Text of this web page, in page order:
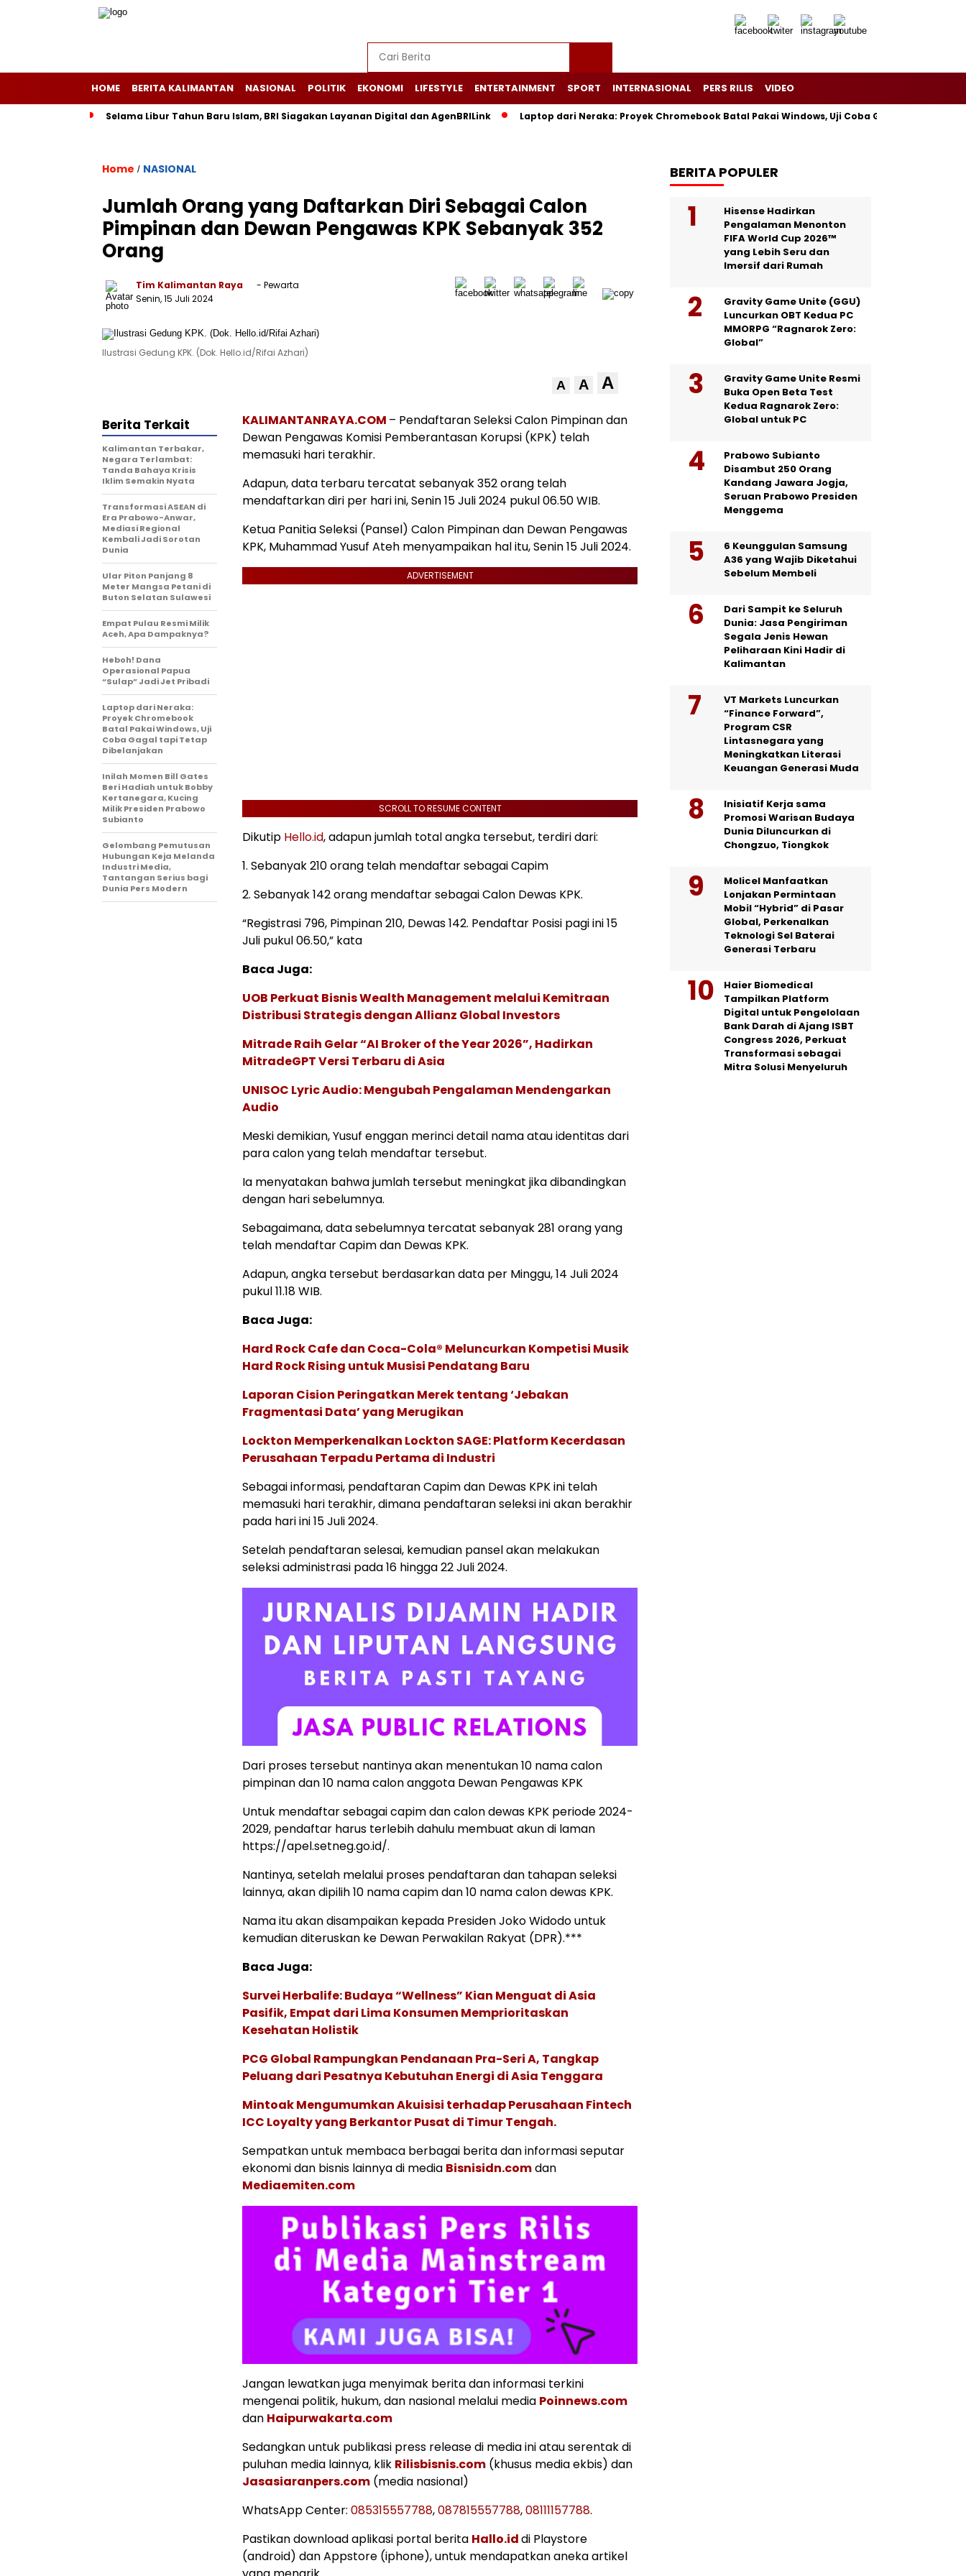
HOME BERITA KALIMANTAN NASIONAL POLITIK EKONOMI LIFESTYLE ENTERTAINMENT SPORT INTERNASIONAL PERS RILIS VIDEO
Selama Libur Tahun Baru Islam, BRI Siagakan Layanan Digital dan AgenBRILink Laptop dari Neraka: Proyek Chromebook Batal Pakai Windows, Uji Coba Gagal tapi Tetap
Home / NASIONAL
Jumlah Orang yang Daftarkan Diri Sebagai Calon
Pimpinan dan Dewan Pengawas KPK Sebanyak 352
Orang
Tim Kalimantan Raya
- Pewarta
Senin, 15 Juli 2024
Ilustrasi Gedung KPK. (Dok. Hello.id/Rifai Azhari)
A A A
KALIMANTANRAYA.COM – Pendaftaran Seleksi Calon Pimpinan dan
Dewan Pengawas Komisi Pemberantasan Korupsi (KPK) telah
memasuki hari terakhir.
Adapun, data terbaru tercatat sebanyak 352 orang telah
mendaftarkan diri per hari ini, Senin 15 Juli 2024 pukul 06.50 WIB.
Ketua Panitia Seleksi (Pansel) Calon Pimpinan dan Dewan Pengawas
KPK, Muhammad Yusuf Ateh menyampaikan hal itu, Senin 15 Juli 2024.
ADVERTISEMENT
SCROLL TO RESUME CONTENT
Dikutip Hello.id, adapun jumlah total angka tersebut, terdiri dari:
1. Sebanyak 210 orang telah mendaftar sebagai Capim
2. Sebanyak 142 orang mendaftar sebagai Calon Dewas KPK.
“Registrasi 796, Pimpinan 210, Dewas 142. Pendaftar Posisi pagi ini 15
Juli pukul 06.50,” kata
Baca Juga:
UOB Perkuat Bisnis Wealth Management melalui Kemitraan
Distribusi Strategis dengan Allianz Global Investors
Mitrade Raih Gelar “AI Broker of the Year 2026”, Hadirkan
MitradeGPT Versi Terbaru di Asia
UNISOC Lyric Audio: Mengubah Pengalaman Mendengarkan
Audio
Meski demikian, Yusuf enggan merinci detail nama atau identitas dari
para calon yang telah mendaftar tersebut.
Ia menyatakan bahwa jumlah tersebut meningkat jika dibandingkan
dengan hari sebelumnya.
Sebagaimana, data sebelumnya tercatat sebanyak 281 orang yang
telah mendaftar Capim dan Dewas KPK.
Adapun, angka tersebut berdasarkan data per Minggu, 14 Juli 2024
pukul 11.18 WIB.
Baca Juga:
Hard Rock Cafe dan Coca-Cola® Meluncurkan Kompetisi Musik
Hard Rock Rising untuk Musisi Pendatang Baru
Laporan Cision Peringatkan Merek tentang ‘Jebakan
Fragmentasi Data’ yang Merugikan
Lockton Memperkenalkan Lockton SAGE: Platform Kecerdasan
Perusahaan Terpadu Pertama di Industri
Sebagai informasi, pendaftaran Capim dan Dewas KPK ini telah
memasuki hari terakhir, dimana pendaftaran seleksi ini akan berakhir
pada hari ini 15 Juli 2024.
Setelah pendaftaran selesai, kemudian pansel akan melakukan
seleksi administrasi pada 16 hingga 22 Juli 2024.
Dari proses tersebut nantinya akan menentukan 10 nama calon
pimpinan dan 10 nama calon anggota Dewan Pengawas KPK
Untuk mendaftar sebagai capim dan calon dewas KPK periode 2024-
2029, pendaftar harus terlebih dahulu membuat akun di laman
https://apel.setneg.go.id/.
Nantinya, setelah melalui proses pendaftaran dan tahapan seleksi
lainnya, akan dipilih 10 nama capim dan 10 nama calon dewas KPK.
Nama itu akan disampaikan kepada Presiden Joko Widodo untuk
kemudian diteruskan ke Dewan Perwakilan Rakyat (DPR).***
Baca Juga:
Survei Herbalife: Budaya “Wellness” Kian Menguat di Asia
Pasifik, Empat dari Lima Konsumen Memprioritaskan
Kesehatan Holistik
PCG Global Rampungkan Pendanaan Pra-Seri A, Tangkap
Peluang dari Pesatnya Kebutuhan Energi di Asia Tenggara
Mintoak Mengumumkan Akuisisi terhadap Perusahaan Fintech
ICC Loyalty yang Berkantor Pusat di Timur Tengah.
Sempatkan untuk membaca berbagai berita dan informasi seputar
ekonomi dan bisnis lainnya di media Bisnisidn.comdan
Mediaemiten.com
Jangan lewatkan juga menyimak berita dan informasi terkini
mengenai politik, hukum, dan nasional melalui media Poinnews.com
dan Haipurwakarta.com
Sedangkan untuk publikasi press release di media ini atau serentak di
puluhan media lainnya, klik Rilisbisnis.com (khusus media ekbis) dan
Jasasiaranpers.com (media nasional)
WhatsApp Center: 085315557788,087815557788,08111157788.
Pastikan download aplikasi portal berita Hallo.iddi Playstore
(android) dan Appstore (iphone), untuk mendapatkan aneka artikel
Berita Terkait
Kalimantan Terbakar,
Negara Terlambat:
Tanda Bahaya Krisis
Iklim Semakin Nyata
Transformasi ASEAN di
Era Prabowo-Anwar,
Mediasi Regional
Kembali Jadi Sorotan
Dunia
Ular Piton Panjang 8
Meter Mangsa Petani di
Buton Selatan Sulawesi
Empat Pulau Resmi Milik
Aceh, Apa Dampaknya?
Heboh! Dana
Operasional Papua
“Sulap” Jadi Jet Pribadi
Laptop dari Neraka:
Proyek Chromebook
Batal Pakai Windows, Uji
Coba Gagal tapi Tetap
Dibelanjakan
Inilah Momen Bill Gates
Beri Hadiah untuk Bobby
Kertanegara, Kucing
Milik Presiden Prabowo
Subianto
Gelombang Pemutusan
Hubungan Keja Melanda
Industri Media,
Tantangan Serius bagi
Dunia Pers Modern
BERITA POPULER
Hisense Hadirkan
Pengalaman Menonton
FIFA World Cup 2026™
yang Lebih Seru dan
Imersif dari Rumah
Gravity Game Unite (GGU)
Luncurkan OBT Kedua PC
MMORPG “Ragnarok Zero:
Global”
Gravity Game Unite Resmi
Buka Open Beta Test
Kedua Ragnarok Zero:
Global untuk PC
Prabowo Subianto
Disambut 250 Orang
Kandang Jawara Jogja,
Seruan Prabowo Presiden
Menggema
6 Keunggulan Samsung
A36 yang Wajib Diketahui
Sebelum Membeli
Dari Sampit ke Seluruh
Dunia: Jasa Pengiriman
Segala Jenis Hewan
Peliharaan Kini Hadir di
Kalimantan
VT Markets Luncurkan
“Finance Forward”,
Program CSR
Lintasnegara yang
Meningkatkan Literasi
Keuangan Generasi Muda
Inisiatif Kerja sama
Promosi Warisan Budaya
Dunia Diluncurkan di
Chongzuo, Tiongkok
Molicel Manfaatkan
Lonjakan Permintaan
Mobil “Hybrid” di Pasar
Global, Perkenalkan
Teknologi Sel Baterai
Generasi Terbaru
Haier Biomedical
Tampilkan Platform
Digital untuk Pengelolaan
Bank Darah di Ajang ISBT
Congress 2026, Perkuat
Transformasi sebagai
Mitra Solusi Menyeluruh